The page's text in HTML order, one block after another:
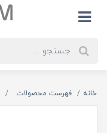
خانه فهرست محصولات